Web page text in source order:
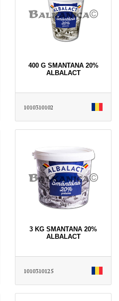
400 G SMANTANA 20%
ALBALACT
1010310102
3 KG SMANTANA 20%
ALBALACT
1010310125